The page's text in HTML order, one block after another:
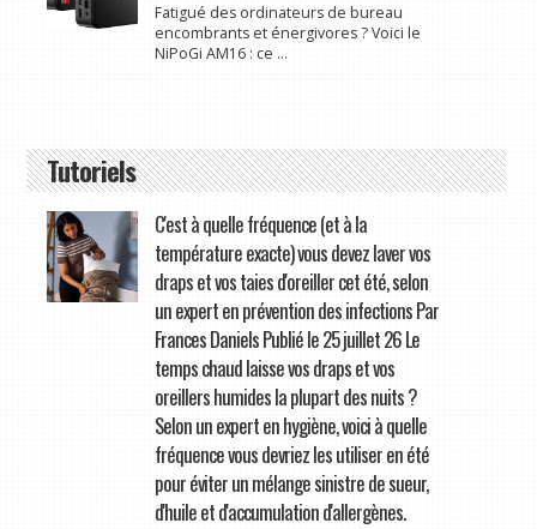
Fatigué des ordinateurs de bureau
encombrants et énergivores ? Voici le
NiPoGi AM16 : ce ...
Tutoriels
C'est à quelle fréquence (et à la
température exacte) vous devez laver vos
draps et vos taies d'oreiller cet été, selon
un expert en prévention des infections Par
Frances Daniels Publié le 25 juillet 26 Le
temps chaud laisse vos draps et vos
oreillers humides la plupart des nuits ?
Selon un expert en hygiène, voici à quelle
fréquence vous devriez les utiliser en été
pour éviter un mélange sinistre de sueur,
d'huile et d'accumulation d'allergènes.